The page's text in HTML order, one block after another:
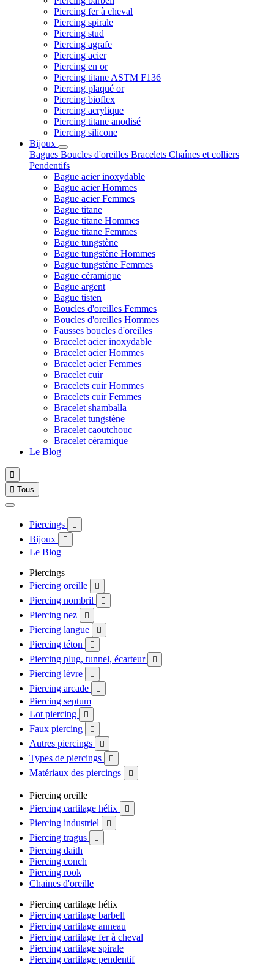
Piercing fer à cheval
Piercing spirale
Piercing stud
Piercing agrafe
Piercing acier
Piercing en or
Piercing titane ASTM F136
Piercing plaqué or
Piercing bioflex
Piercing acrylique
Piercing titane anodisé
Piercing silicone
Bijoux
Bagues Boucles d'oreilles Bracelets Chaînes et colliers
Pendentifs
Bague acier inoxydable
Bague acier Hommes
Bague acier Femmes
Bague titane
Bague titane Hommes
Bague titane Femmes
Bague tungstène
Bague tungstène Hommes
Bague tungstène Femmes
Bague céramique
Bague argent
Bague tisten
Boucles d'oreilles Femmes
Boucles d'oreilles Hommes
Fausses boucles d'oreilles
Bracelet acier inoxydable
Bracelet acier Hommes
Bracelet acier Femmes
Bracelet cuir
Bracelets cuir Hommes
Bracelets cuir Femmes
Bracelet shamballa
Bracelet tungstène
Bracelet caoutchouc
Bracelet céramique
Le Blog

 Tous
Piercings 
Bijoux 
Le Blog
Piercings
Piercing oreille

Piercing nombril 
Piercing nez 
Piercing langue 
Piercing téton 
Piercing plug, tunnel, écarteur 
Piercing lèvre 
Piercing arcade 
Piercing septum
Lot piercing

Faux piercing 
Autres piercings 
Types de piercings 
Matériaux des piercings 
Piercing oreille
Piercing cartilage hélix

Piercing industriel 
Piercing tragus 
Piercing daith
Piercing conch
Piercing rook
Chaines d'oreille
Piercing cartilage hélix
Piercing cartilage barbell
Piercing cartilage anneau
Piercing cartilage fer à cheval
Piercing cartilage spirale
Piercing cartilage pendentif